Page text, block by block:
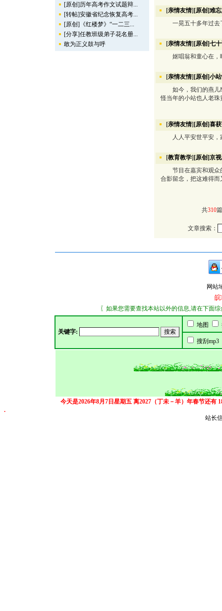
[原创]历年高考作文试题辩...
[转帖]安徽省纪念恢复高考...
[原创]《红楼梦》“一二三...
[分享]任教班级弟子花名册...
敢为正义鼓与呼
[亲情友情][原创]难
一晃五十多年过去了
[亲情友情][原创]七
妪唱翁和童心在，
[亲情友情][原创]小
如今，我们的燕儿鹰
怪当年的小站也人老珠
[亲情友情][原创]喜
人人平安世平安，
[教育教学][原创]京
节目在嘉宾和观众的
合影留念，把这难得
共310
文章搜索：
网站
皖
〖如果您需要查找本站以外的信息,请在下面综合搜索
关键字:
地图
搜刮mp3
今天是2026年8月7日星期五 离2027（丁未－羊）年春节还有
.
站长